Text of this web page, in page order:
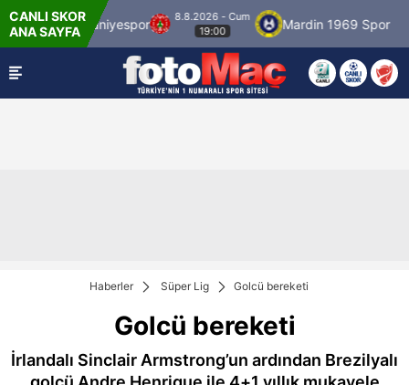
CANLI SKOR
ANA SAYFAÜmraniyespor
8.8.2026 - Cum
19:00
Mardin 1969 Spor
Haberler Süper Lig Golcü bereketi
Golcü bereketi
İrlandalı Sinclair Armstrong’un ardından Brezilyalı